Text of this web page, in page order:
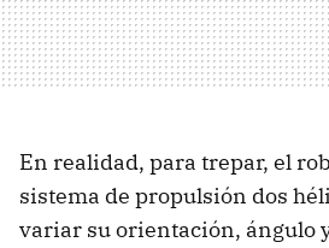
En realidad, para trepar, el
sistema de propulsión dos
variar su orientación, ángulo